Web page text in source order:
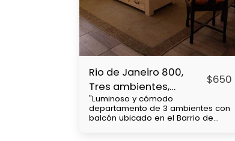
Rio de Janeiro 800,
Tres ambientes,
Caballito
$650
"Luminoso y cómodo
departamento de 3 ambientes con
balcón ubicado en el Barrio de